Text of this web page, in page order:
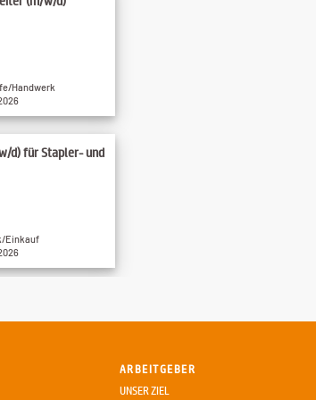
Handwerk
d) für Stapler- und
Einkauf
Soziales
ARBEITGEBER
UNSER ZIEL